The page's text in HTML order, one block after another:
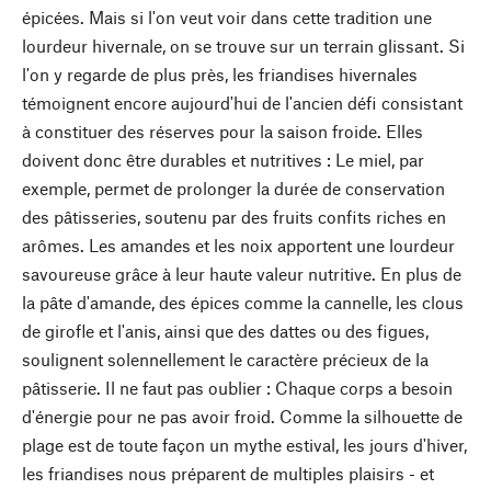
épicées. Mais si l'on veut voir dans cette tradition une
lourdeur hivernale, on se trouve sur un terrain glissant. Si
l'on y regarde de plus près, les friandises hivernales
témoignent encore aujourd'hui de l'ancien défi consistant
à constituer des réserves pour la saison froide. Elles
doivent donc être durables et nutritives : Le miel, par
exemple, permet de prolonger la durée de conservation
des pâtisseries, soutenu par des fruits confits riches en
arômes. Les amandes et les noix apportent une lourdeur
savoureuse grâce à leur haute valeur nutritive. En plus de
la pâte d'amande, des épices comme la cannelle, les clous
de girofle et l'anis, ainsi que des dattes ou des figues,
soulignent solennellement le caractère précieux de la
pâtisserie. Il ne faut pas oublier : Chaque corps a besoin
d'énergie pour ne pas avoir froid. Comme la silhouette de
plage est de toute façon un mythe estival, les jours d'hiver,
les friandises nous préparent de multiples plaisirs - et